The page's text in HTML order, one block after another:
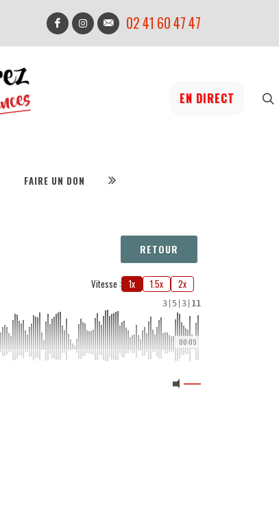
02 41 60 47 47
EN DIRECT
FAIRE UN DON
RETOUR
Vitesse : 1x 1.5x 2x
3 5 3 11
00:05